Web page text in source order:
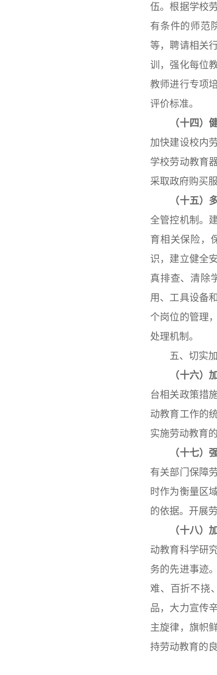
伍。根据学校
有条件的师范
等，聘请相关
训，强化每位
教师进行专项
评价标准。
（十四）
加快建设校内
学校劳动教育
采取政府购买
（十五）
全管控机制。
育相关保险，
识，建立健全
真排查、清除
用、工具设备
个岗位的管理
处理机制。
五、切实加
（十六）加
台相关政策措
动教育工作的
实施劳动教育
（十七）强
有关部门保障
时作为衡量区
的依据。开展
（十八）
动教育科学研
务的先进事迹
难、百折不挠
品，大力宣传
主旋律，旗帜
持劳动教育的